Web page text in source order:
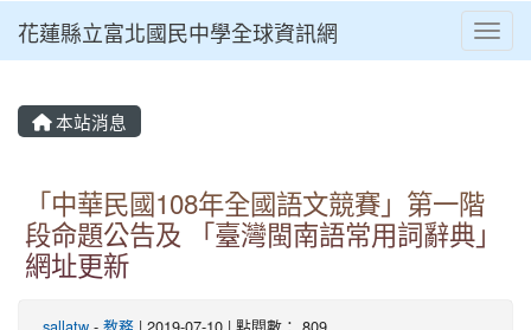
花蓮縣立富北國民中學全球資訊網
本站消息
「中華民國108年全國語文競賽」第一階
段命題公告及 「臺灣閩南語常用詞辭典」
網址更新